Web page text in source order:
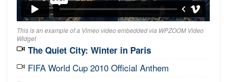
This is an example of a Vimeo video embedded via WPZOOM Video
Widget
The Quiet City: Winter in Paris
FIFA World Cup 2010 Official Anthem